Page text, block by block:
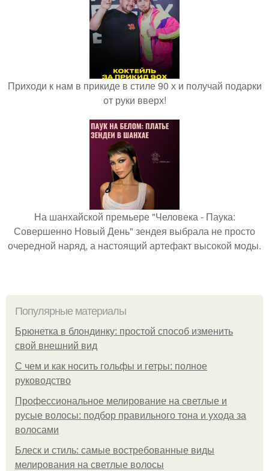
Приходи к нам в прикиде в стиле 90 х и получай подарки
от руки вверх!
На шанхайской премьере "Человека - Паука:
Совершенно Новый День" зендея выбрала не просто
очередной наряд, а настоящий артефакт высокой моды.
Популярные материалы
Брюнетка в блондинку: простой способ изменить
свой внешний вид
С чем и как носить гольфы и гетры: полное
руководство
Профессиональное мелирование на светлые и
русые волосы: подбор правильного тона и ухода за
волосами
Блеск и стиль: самые востребованные виды
мелирования на светлые волосы